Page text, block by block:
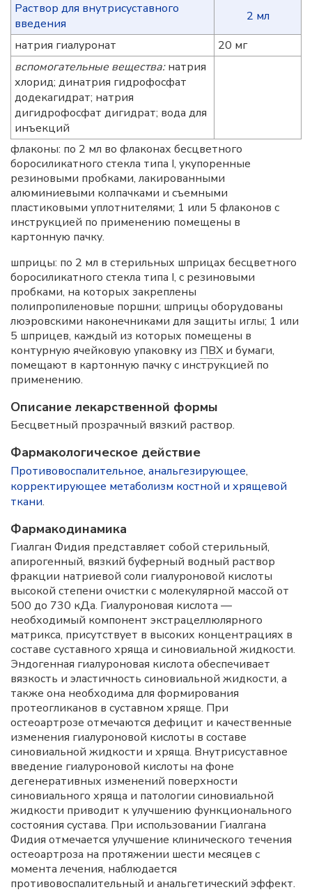
Раствор для внутрисуставного
введения
2 мл
натрия гиалуронат
20 мг
вспомогательные вещества:натрия
хлорид; динатрия гидрофосфат
додекагидрат; натрия
дигидрофосфат дигидрат; вода для
инъекций
флаконы: по 2 мл во флаконах бесцветного
боросиликатного стекла типа I, укупоренные
резиновыми пробками, лакированными
алюминиевыми колпачками и съемными
пластиковыми уплотнителями; 1 или 5 флаконов с
инструкцией по применению помещены в
картонную пачку.
шприцы: по 2 мл в стерильных шприцах бесцветного
боросиликатного стекла типа I, с резиновыми
пробками, на которых закреплены
полипропиленовые поршни; шприцы оборудованы
люэровскими наконечниками для защиты иглы; 1 или
5 шприцев, каждый из которых помещены в
контурную ячейковую упаковку из ПВХ и бумаги,
помещают в картонную пачку с инструкцией по
применению.
Описание лекарственной формы
Бесцветный прозрачный вязкий раствор.
Фармакологическое действие
Противовоспалительное, анальгезирующее,
корректирующее метаболизм костной и хрящевой
ткани.
Фармакодинамика
Гиалган Фидия представляет собой стерильный,
апирогенный, вязкий буферный водный раствор
фракции натриевой соли гиалуроновой кислоты
высокой степени очистки с молекулярной массой от
500 до 730 кДа. Гиалуроновая кислота —
необходимый компонент экстрацеллюлярного
матрикса, присутствует в высоких концентрациях в
составе суставного хряща и синовиальной жидкости.
Эндогенная гиалуроновая кислота обеспечивает
вязкость и эластичность синовиальной жидкости, а
также она необходима для формирования
протеогликанов в суставном хряще. При
остеоартрозе отмечаются дефицит и качественные
изменения гиалуроновой кислоты в составе
синовиальной жидкости и хряща. Внутрисуставное
введение гиалуроновой кислоты на фоне
дегенеративных изменений поверхности
синовиального хряща и патологии синовиальной
жидкости приводит к улучшению функционального
состояния сустава. При использовании Гиалгана
Фидия отмечается улучшение клинического течения
остеоартроза на протяжении шести месяцев с
момента лечения, наблюдается
противовоспалительный и анальгетический эффект.